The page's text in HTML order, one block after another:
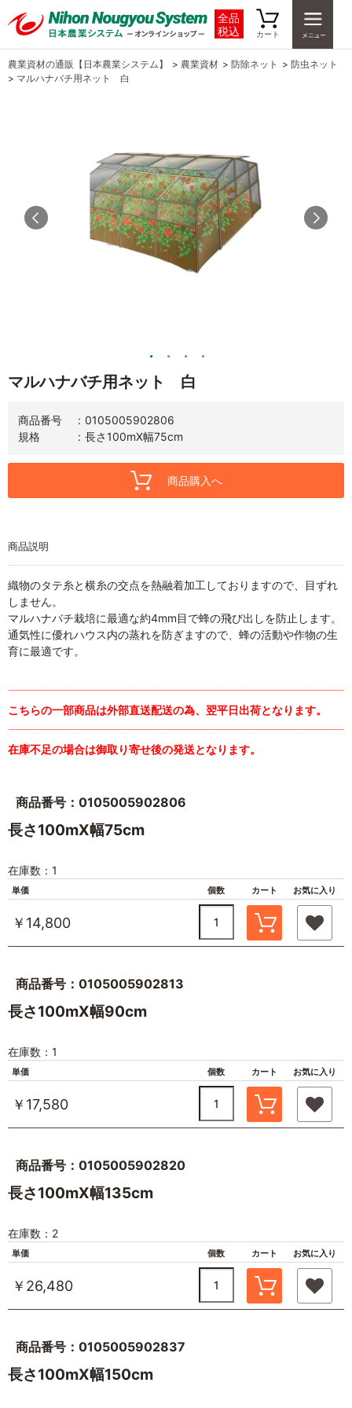
全品
税込
カート
農業資材の通販【日本農業システム】 > 農業資材 > 防除ネット > 防虫ネット
> マルハナバチ用ネット 白
マルハナバチ用ネット 白
商品番号
0105005902806
規格
長さ100mX幅75cm
商品購入へ
商品説明
織物のタテ糸と横糸の交点を熱融着加工しておりますので、目ずれ
しません。
マルハナバチ栽培に最適な約4mm目で蜂の飛び出しを防止します。
通気性に優れハウス内の蒸れを防ぎますので、蜂の活動や作物の生
育に最適です。
こちらの一部商品は外部直送配送の為、翌平日出荷となります。
在庫不足の場合は御取り寄せ後の発送となります。
商品番号：0105005902806
長さ100mX幅75cm
在庫数：1
単価 個数 カート お気に入り
￥14,800
商品番号：0105005902813
長さ100mX幅90cm
在庫数：1
単価 個数 カート お気に入り
￥17,580
商品番号：0105005902820
長さ100mX幅135cm
在庫数：2
単価 個数 カート お気に入り
￥26,480
商品番号：0105005902837
長さ100mX幅150cm